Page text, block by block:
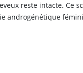
reste intacte. Ce
androgénétique